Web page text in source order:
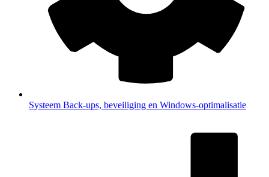
Systeem Back-ups, beveiliging en Windows-optimalisatie